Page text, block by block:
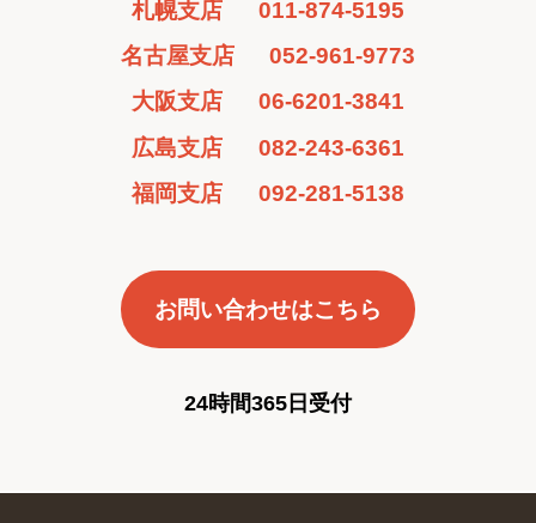
札幌支店
011-874-5195
名古屋支店
052-961-9773
大阪支店
06-6201-3841
広島支店
082-243-6361
福岡支店
092-281-5138
お問い合わせはこちら
24時間365日受付